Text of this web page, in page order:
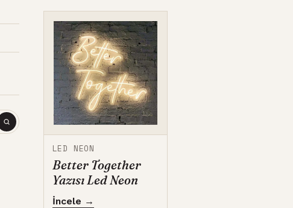
LED NEON
Better Together
Yazısı Led Neon
İncele →